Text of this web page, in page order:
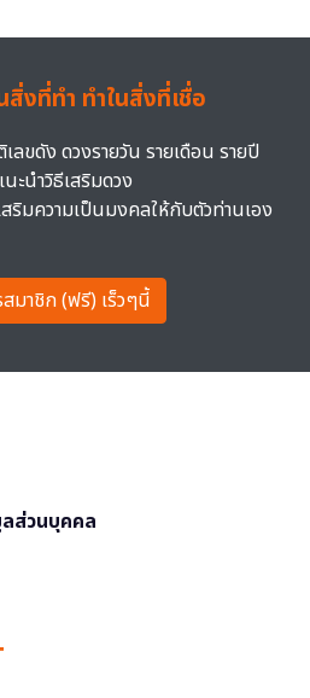
สิ่งที่ทำ ทำในสิ่งที่เชื่อ
ลขดัง ดวงรายวัน รายเดือน รายปี
ะนำวิธีเสริมดวง
ริมความเป็นมงคลให้กับตัวท่านเอง
มาชิก (ฟรี) เร็วๆนี้
ส่วนบุคคล